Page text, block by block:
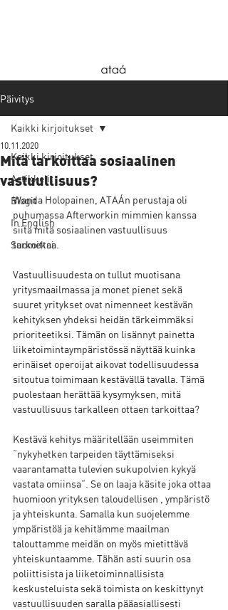
Päivitys
Kaikki kirjoitukset
Artikkelit
Blogit
In English
Suomeksi
Kaikki kirjoitukset
Mitä tarkoittaa sosiaalinen
vastuullisuus?
10.11.2020
Wanda Holopainen, ATAÁn perustaja oli
puhumassa Afterworkin mimmien kanssa
siitä mitä sosiaalinen vastuullisuus
tarkoittaa.
Vastuullisuudesta on tullut muotisana
yritysmaailmassa ja monet pienet sekä
suuret yritykset ovat nimenneet kestävän
kehityksen yhdeksi heidän tärkeimmäksi
prioriteetiksi. Tämän on lisännyt painetta
liiketoimintaympäristössä näyttää kuinka
erinäiset operoijat aikovat todellisuudessa
sitoutua toimimaan kestävällä tavalla. Tämä
puolestaan herättää kysymyksen, mitä
vastuullisuus tarkalleen ottaen tarkoittaa?
Kestävä kehitys määritellään useimmiten
“nykyhetken tarpeiden täyttämiseksi
vaarantamatta tulevien sukupolvien kykyä
vastata omiinsa”. Se on laaja käsite joka ottaa
huomioon yrityksen taloudellisen , ympäristö
ja yhteiskunta. Samalla kun suojelemme
ympäristöä ja kehitämme maailman
talouttamme meidän on myös mietittävä
yhteiskuntaamme. Tähän asti suurin osa
poliittisista ja liiketoiminnallisista
keskusteluista sekä toimista on keskittynyt
vastuullisuuden saralla pääasiallisesti